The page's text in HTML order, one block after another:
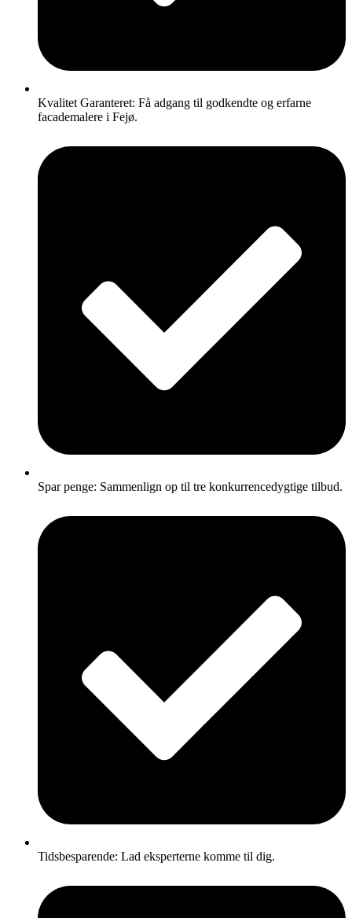
Kvalitet Garanteret: Få adgang til godkendte og erfarne
facademalere i Fejø.
Spar penge: Sammenlign op til tre konkurrencedygtige tilbud.
Tidsbesparende: Lad eksperterne komme til dig.